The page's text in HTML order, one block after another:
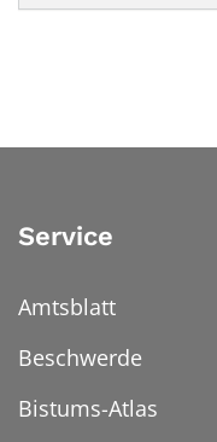
Service
Amtsblatt
Beschwerde
Bistums-Atlas